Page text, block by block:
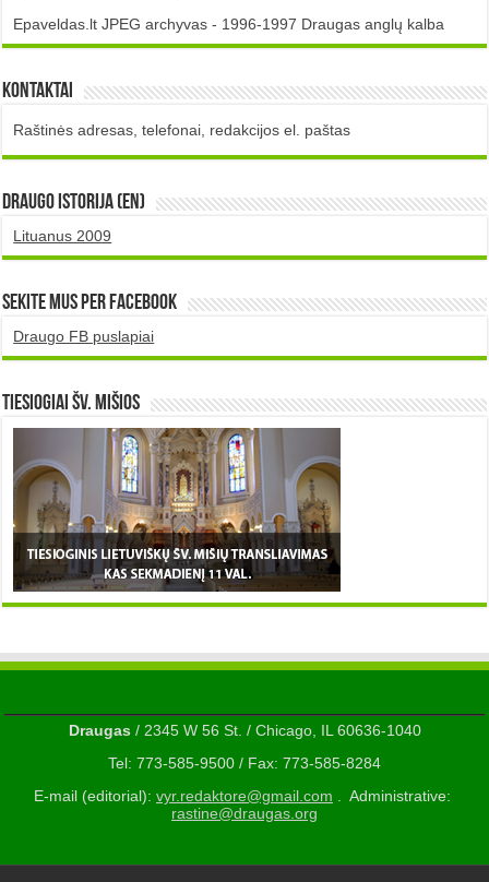
Epaveldas.lt JPEG archyvas - 1996-1997 Draugas anglų kalba
Kontaktai
Raštinės adresas, telefonai, redakcijos el. paštas
DRAUGO istorija (EN)
Lituanus 2009
Sekite mus per Facebook
Draugo FB puslapiai
TIESIOGIAI šv. MIŠIOS
Draugas/ 2345 W 56 St. / Chicago, IL 60636-1040
Tel: 773-585-9500 / Fax: 773-585-8284
E-mail (editorial): vyr.redaktore@gmail.com . Administrative:
rastine@draugas.org